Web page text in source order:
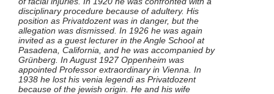
disciplinary procedure because of adultery. His
position as Privatdozent was in danger, but the
allegation was dismissed. In 1926 he was again
invited as a guest lecturer in the Angle School at
Pasadena, California, and he was accompanied by
Grünberg. In August 1927 Oppenheim was
appointed Professor extraordinary in Vienna. In
1938 he lost his venia legendi as Privatdozent
because of the jewish origin. He and his wife